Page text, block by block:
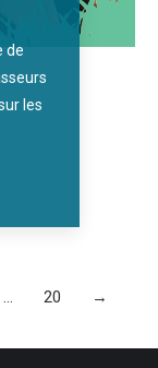
de
les
… 20 →